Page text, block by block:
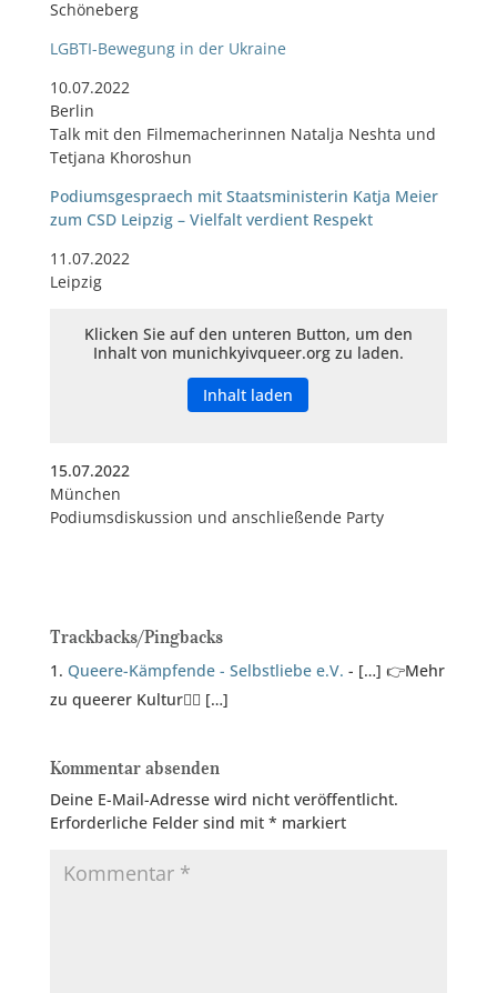
Schöneberg
LGBTI-Bewegung in der Ukraine
10.07.2022
Berlin
Talk mit den Filmemacherinnen Natalja Neshta und
Tetjana Khoroshun
Podiumsgespraech mit Staatsministerin Katja Meier
zum CSD Leipzig – Vielfalt verdient Respekt
11.07.2022
Leipzig
Klicken Sie auf den unteren Button, um den
Inhalt von munichkyivqueer.org zu laden.
Inhalt laden
15.07.2022
München
Podiumsdiskussion und anschließende Party
Trackbacks/Pingbacks
Queere-Kämpfende - Selbstliebe e.V. - […] 👉Mehr
zu queerer Kultur🏳️‍🌈 […]
Kommentar absenden
Deine E-Mail-Adresse wird nicht veröffentlicht.
Erforderliche Felder sind mit * markiert